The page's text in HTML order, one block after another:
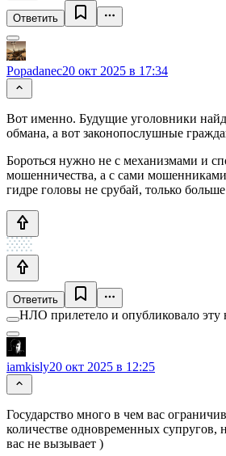
Ответить
Popadanec20 окт 2025 в 17:34
Вот именно. Будущие уголовники
обмана, а вот законопослушные
Бороться нужно не с механизмами и
мошенничества, а с сами
гидре головы не срубай, только
Ответить
НЛО прилетело и опубликовало эту
iamkisly20 окт 2025 в 12:25
Государство много в чем вас
количестве одновременных супругов,
вас не вызывает )